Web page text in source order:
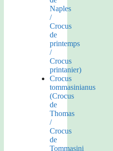
Naples
/
Crocus
de
printemps
/
Crocus
printanier)
Crocus
tommasinianus
(Crocus
de
Thomas
/
Crocus
de
Tommasini